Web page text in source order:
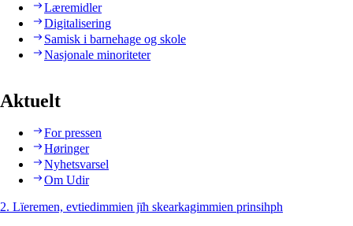
Læremidler
Digitalisering
Samisk i barnehage og skole
Nasjonale minoriteter
Aktuelt
For pressen
Høringer
Nyhetsvarsel
Om Udir
2. Lïeremen, evtiedimmien jïh skearkagimmien prinsihph